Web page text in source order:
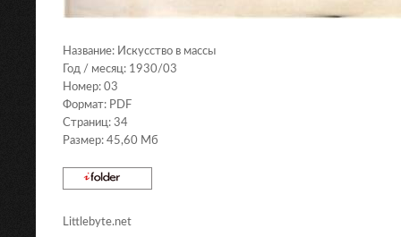
Название: Искусство в массы
Год / месяц: 1930/03
Номер: 03
Формат: PDF
Страниц: 34
Размер: 45,60 Мб
Littlebyte.net